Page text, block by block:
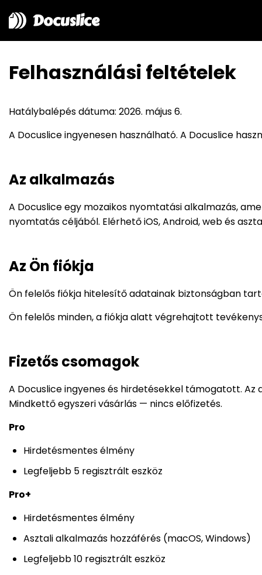
Docuslice
Felhasználási feltételek
Hatálybalépés dátuma: 2026. május 6.
A Docuslice ingyenesen használható. A Docuslice
Az alkalmazás
A Docuslice egy mozaikos nyomtatási alkalmazás,
nyomtatás céljából. Elérhető iOS, Android, web és
Az Ön fiókja
Ön felelős fiókja hitelesítő adatainak biztonságban
Ön felelős minden, a fiókja alatt végrehajtott
Fizetős csomagok
A Docuslice ingyenes és hirdetésekkel támogatott.
Mindkettő egyszeri vásárlás — nincs előfizetés.
Pro
Hirdetésmentes élmény
Legfeljebb 5 regisztrált eszköz
Pro+
Hirdetésmentes élmény
Asztali alkalmazás hozzáférés (macOS, Windows)
Legfeljebb 10 regisztrált eszköz